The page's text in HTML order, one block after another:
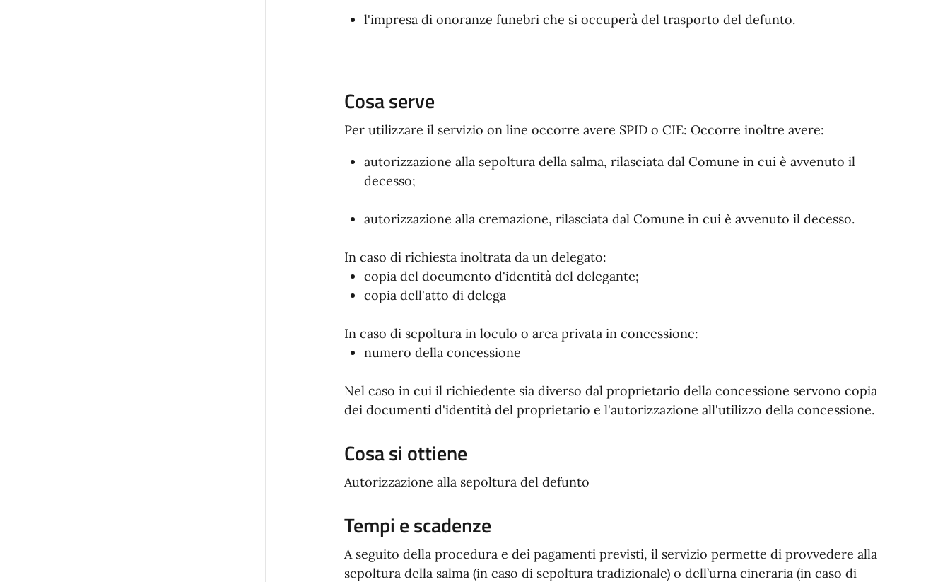
l'impresa di onoranze funebri che si occuperà del trasporto del defunto.
Cosa serve
Per utilizzare il servizio on line occorre avere SPID o CIE: Occorre inoltre avere:
autorizzazione alla sepoltura della salma, rilasciata dal Comune in cui è avvenuto il
decesso;
autorizzazione alla cremazione, rilasciata dal Comune in cui è avvenuto il decesso.
In caso di richiesta inoltrata da un delegato:
copia del documento d'identità del delegante;
copia dell'atto di delega
In caso di sepoltura in loculo o area privata in concessione:
numero della concessione
Nel caso in cui il richiedente sia diverso dal proprietario della concessione servono copia
dei documenti d'identità del proprietario e l'autorizzazione all'utilizzo della concessione.
Cosa si ottiene
Autorizzazione alla sepoltura del defunto
Tempi e scadenze
A seguito della procedura e dei pagamenti previsti, il servizio permette di provvedere alla
sepoltura della salma (in caso di sepoltura tradizionale) o dell’urna cineraria (in caso di